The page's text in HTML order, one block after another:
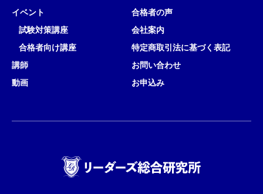
イベント
試験対策講座
合格者向け講座
講師
動画
合格者の声
会社案内
特定商取引法に基づく表記
お問い合わせ
お申込み